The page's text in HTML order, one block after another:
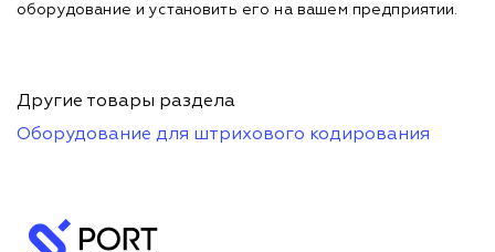
оборудование и установить его на вашем предприятии.
Другие товары раздела
Оборудование для штрихового кодирования